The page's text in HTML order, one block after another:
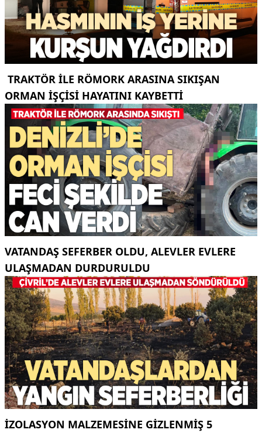
TRAKTÖR ILE RÖMORK ARASINA SIKIŞAN
ORMAN IŞÇISI HAYATINI KAYBETTI
VATANDAŞ SEFERBER OLDU, ALEVLER EVLERE
ULAŞMADAN DURDURULDU
İZOLASYON MALZEMESINE GIZLENMIŞ 5